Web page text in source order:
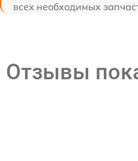
всех необходимых
Отзывы